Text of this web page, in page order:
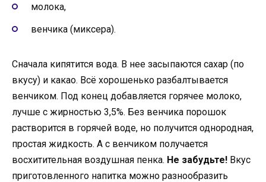
молока,
венчика (миксера).
Сначала кипятится вода. В нее засыпаются сахар (по
вкусу) и какао. Всё хорошенько разбалтывается
венчиком. Под конец добавляется горячее молоко,
лучше с жирностью 3,5%. Без венчика порошок
растворится в горячей воде, но получится однородная,
простая жидкость. А с венчиком получается
восхитительная воздушная пенка. Не забудьте! Вкус
приготовленного напитка можно разнообразить